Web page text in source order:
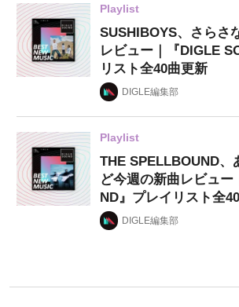
Playlist
SUSHIBOYS、さらさ
レビュー｜『DIGLE
リスト全40曲更新
DIGLE編集部
Playlist
THE SPELLBOUND、
ど今週の新曲レビュー
ND』プレイリスト全
DIGLE編集部